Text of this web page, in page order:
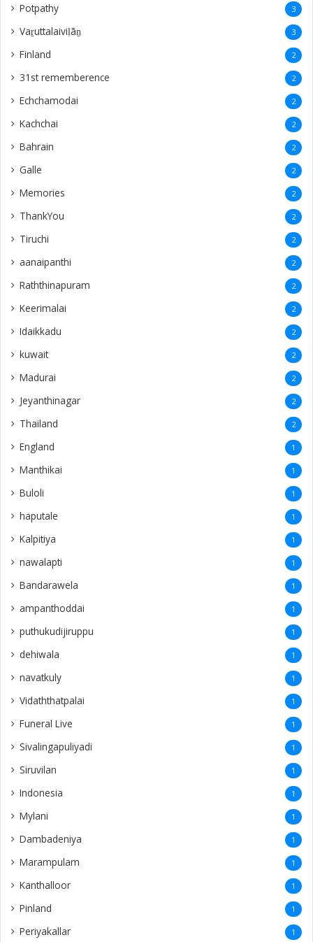
‎Potpathy 3
Vaṟuttalaiviḷāṉ 3
Finland 2
31st rememberence 2
Echchamodai 2
Kachchai 2
Bahrain 2
Galle 2
Memories 2
ThankYou 2
Tiruchi 2
aanaipanthi 2
Raththinapuram 2
Keerimalai 2
Idaikkadu 2
kuwait 2
Madurai 2
Jeyanthinagar 2
Thailand 2
England 1
Manthikai 1
Buloli 1
haputale 1
Kalpitiya 1
nawalapti 1
Bandarawela 1
ampanthoddai 1
puthukudijiruppu 1
dehiwala 1
navatkuly 1
Vidaththatpalai 1
Funeral Live 1
Sivalingapuliyadi 1
Siruvilan 1
Indonesia 1
Mylani 1
Dambadeniya 1
Marampulam 1
Kanthalloor 1
Pinland 1
Periyakallar 1